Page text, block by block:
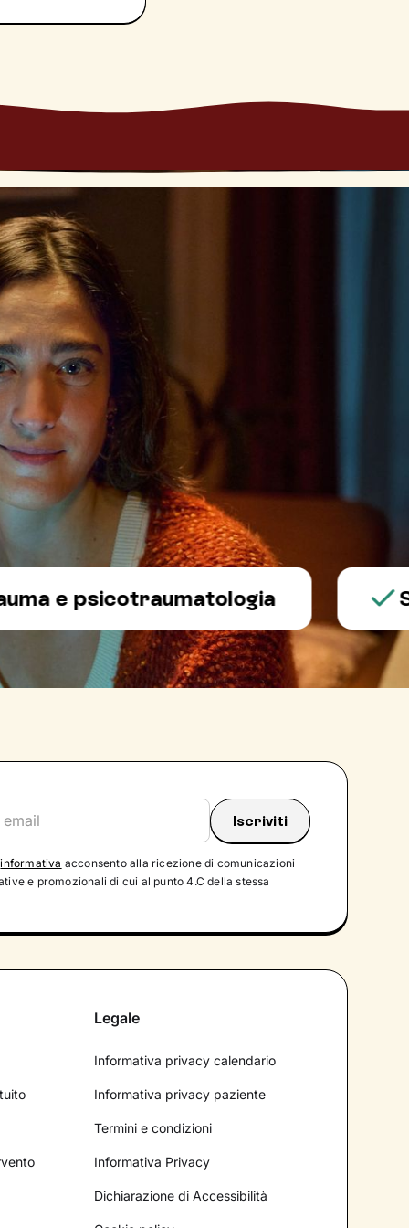
e psicotraumatologia
informativa acconsento alla ricezione di comunicazioni
e promozionali di cui al punto 4.C della stessa
Legale
Informativa privacy calendario
Informativa privacy paziente
Termini e condizioni
Informativa Privacy
Dichiarazione di Accessibilità